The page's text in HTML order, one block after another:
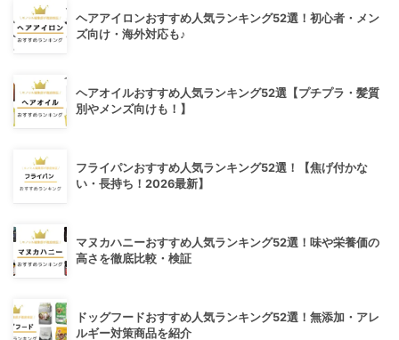
ヘアアイロンおすすめ人気ランキング52選！初心者・メン
ズ向け・海外対応も♪
ヘアオイルおすすめ人気ランキング52選【プチプラ・髪質
別やメンズ向けも！】
フライパンおすすめ人気ランキング52選！【焦げ付かな
い・長持ち！2026最新】
マヌカハニーおすすめ人気ランキング52選！味や栄養価の
高さを徹底比較・検証
ドッグフードおすすめ人気ランキング52選！無添加・アレ
ルギー対策商品を紹介